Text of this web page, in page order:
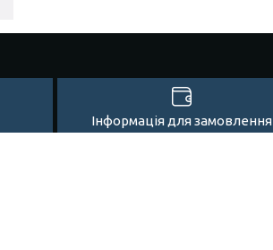
Інформація для замовлення